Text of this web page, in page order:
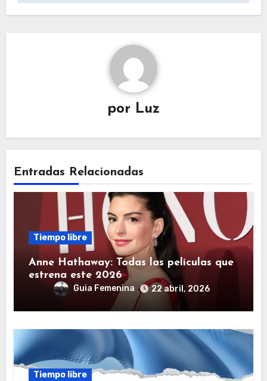
por Luz
Entradas Relacionadas
Tiempo libre
Anne Hathaway: Todas las películas que
estrena este 2026
Guia Femenina 22 abril, 2026
Tiempo libre